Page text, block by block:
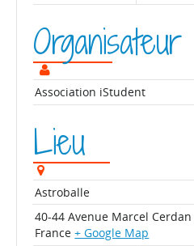
Organisateur
Association iStudent
Lieu
Astroballe
40-44 Avenue Marcel Cerdan
France + Google Map